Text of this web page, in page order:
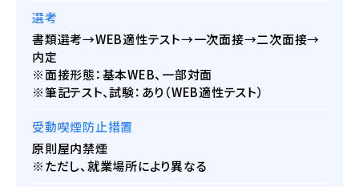
選考
書類選考→WEB適性テスト→一次面接→二次面接→
内定
※面接形態：基本WEB、一部対面
※筆記テスト、試験：あり（WEB適性テスト）
受動喫煙防止措置
原則屋内禁煙
※ただし、就業場所により異なる